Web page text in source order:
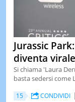
Jurassic
diventa
Si chiama 'Laura
basta sedersi come
15 CONDIVIDI